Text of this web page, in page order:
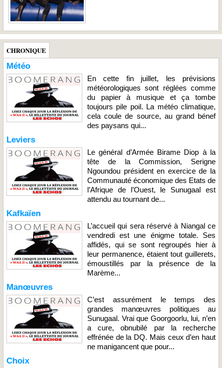
CHRONIQUE
Météo
En cette fin juillet, les prévisions
météorologiques sont réglées comme
du papier à musique et ça tombe
toujours pile poil. La météo climatique,
cela coule de source, au grand bénef
des paysans qui...
Leviers
Le général d’Armée Birame Diop à la
tête de la Commission, Serigne
Ngoundou président en exercice de la
Communauté économique des Etats de
l’Afrique de l’Ouest, le Sunugaal est
attendu au tournant de...
Kafkaïen
L’accueil qui sera réservé à Niangal ce
vendredi est une énigme totale. Ses
affidés, qui se sont regroupés hier à
leur permanence, étaient tout guillerets,
émoustillés par la présence de la
Marème...
Manœuvres
C’est assurément le temps des
grandes manœuvres politiques au
Sunugaal. Vrai que Goorgoorlu, lui, n’en
a cure, obnubilé par la recherche
effrénée de la DQ. Mais ceux d’en haut
ne manigancent que pour...
Choix